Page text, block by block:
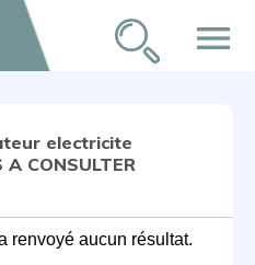
menu
electricite
A CONSULTER
renvoyé aucun résultat.